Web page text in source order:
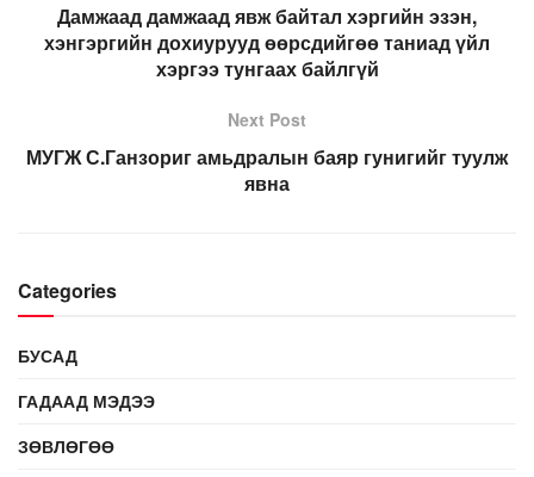
Дамжаад дамжаад явж байтал хэргийн эзэн,
хэнгэргийн дохиурууд өөрсдийгөө таниад үйл
хэргээ тунгаах байлгүй
Next Post
МУГЖ С.Ганзориг амьдралын баяр гунигийг туулж
явна
Categories
БУСАД
ГАДААД МЭДЭЭ
ЗӨВЛӨГӨӨ